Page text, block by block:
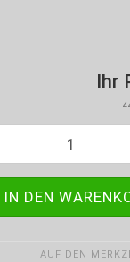
Ihr
AUF DEN